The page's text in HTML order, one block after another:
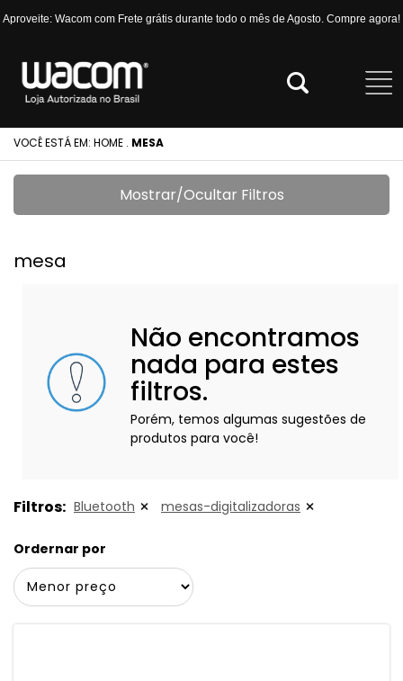
Aproveite: Wacom com Frete grátis durante todo o mês de Agosto. Compre agora!
VOCÊ ESTÁ EM: HOME . MESA
Mostrar/Ocultar Filtros
mesa
Não encontramos
nada para estes
filtros.
Porém, temos algumas sugestões de
produtos para você!
Filtros: Bluetooth mesas-digitalizadoras
Ordernar por